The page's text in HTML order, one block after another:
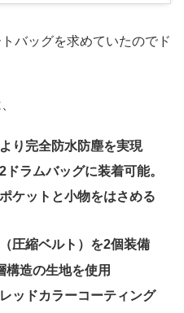
バッグを求めていたのでド
り完全防水防塵を実現
ラムバッグに装着可能。
ケットと小物をはさめる
圧縮ベルト）を2個装備
構造の生地を使用
ッドカラーコーティング